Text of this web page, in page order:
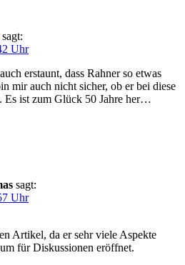
sagt:
Uhr
erstaunt, dass Rahner so etwas
mir auch nicht sicher, ob er bei diese
Es ist zum Glück 50 Jahre her…
sagt:
Uhr
Artikel, da er sehr viele Aspekte
für Diskussionen eröffnet.